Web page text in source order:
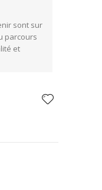
sont sur
parcours
et